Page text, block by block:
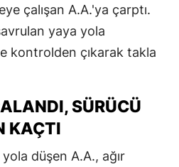
çalışan A.A.'ya çarptı.
yaya yola
kontrolden çıkarak takla
SÜRÜCÜ
KAÇTI
düşen A.A., ağır